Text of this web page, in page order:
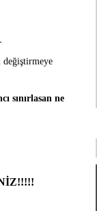
değiştirmeye
sınırlasan ne